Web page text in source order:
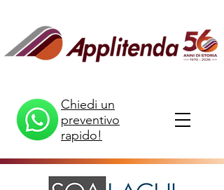
Chiedi un
preventivo
rapido!